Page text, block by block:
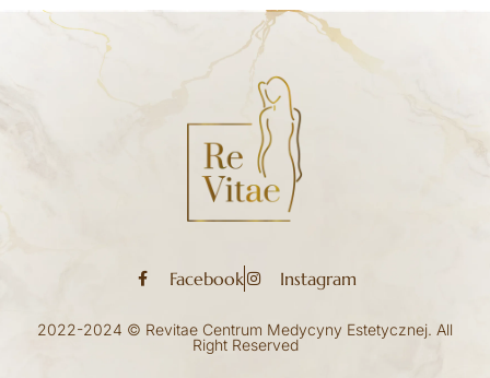
Facebook Instagram
2022-2024 © Revitae Centrum Medycyny Estetycznej. All
Right Reserved